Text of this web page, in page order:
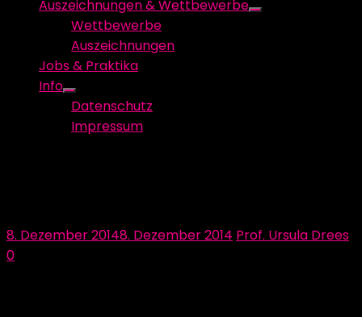
Auszeichnungen & Wettbewerbe
Show
Wettbewerbe
Auszeichnungen
Jobs & Praktika
Info
Show
sub
menu
Datenschutz
Impressum
Posted
on
8. Dezember 20148. Dezember 2014 Author
Prof. Ursula Drees
0